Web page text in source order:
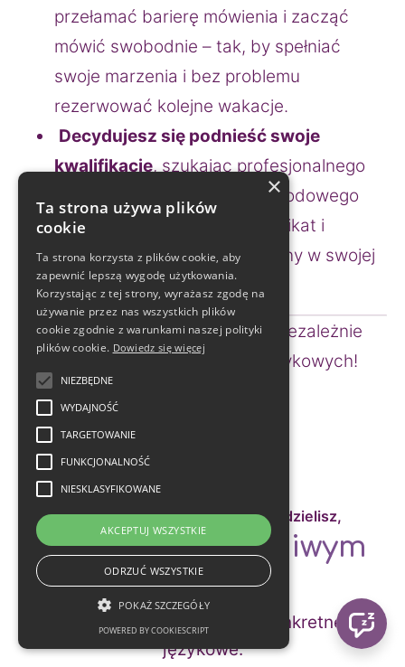
przełamać barierę mówienia i zacząć
mówić swobodnie – tak, by spełniać
swoje marzenia i bez problemu
rezerwować kolejne wakacje.
Decydujesz się podnieść swoje
kwalifikacje, szukając profesjonalnego
przygotowania do międzynarodowego
egzaminu, aby zdobyć certyfikat i
wprowadzić pozytywne zmiany w swojej
karierze.
To miejsce jest dla Ciebie – niezależnie
od Twojej sytuacji i celów językowych!
Niezależnie jakiej odpowiedzi udzielisz,
Jesteś We Właściwym
Miejscu ...
które pozwoli Tobie osiągnąć konkretne cele
językowe.
×
Ta strona używa plików
cookie
Ta strona korzysta z plików cookie, aby
zapewnić lepszą wygodę użytkowania.
Korzystając z tej strony, wyrażasz zgodę na
używanie przez nas wszystkich plików
cookie zgodnie z warunkami naszej polityki
plików cookie. Dowiedz się więcej
NIEZBĘDNE
WYDAJNOŚĆ
TARGETOWANIE
FUNKCJONALNOŚĆ
NIESKLASYFIKOWANE
AKCEPTUJ WSZYSTKIE
ODRZUĆ WSZYSTKIE
POKAŻ SZCZEGÓŁY
POWERED BY COOKIESCRIPT